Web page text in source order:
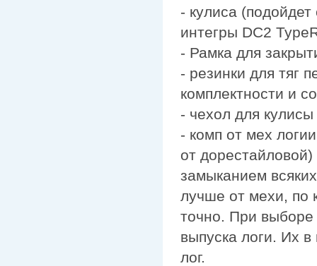
- кулиса
интегры DC2
- Рамка для
- резинки для тяг
комплектности и
- чехол для
- комп от мех
от
замыканием
лучше от мехи, по
точно. При выборе
выпуска логи. Их
лог.